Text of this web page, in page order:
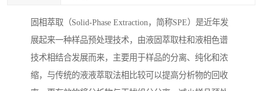
固相萃取（Solid-Phase Extraction，简称SPE）是近年发
展起来一种样品预处理技术，由液固萃取柱和液相色谱
技术相结合发展而来，主要用于样品的分离、纯化和浓
缩，与传统的液液萃取法相比较可以提高分析物的回收